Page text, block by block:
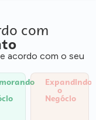
com
acordo com o seu
Expandindo
o
Negócio